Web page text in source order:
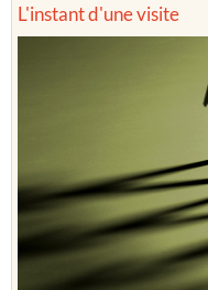
L'instant d'une visite